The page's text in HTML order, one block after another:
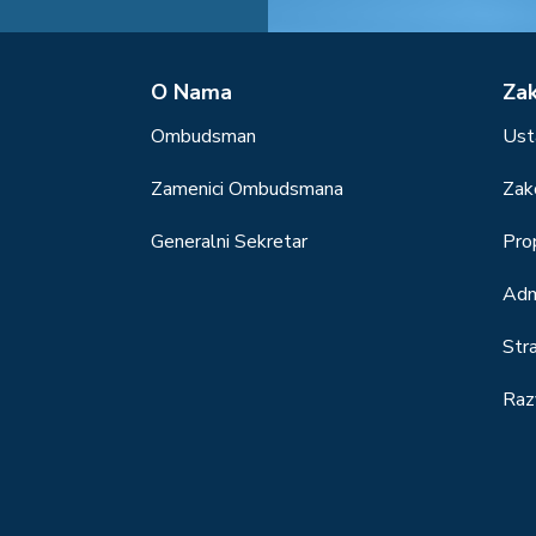
О Nama
Ombudsman
Zamenici Ombudsmana
Generalni Sekretar